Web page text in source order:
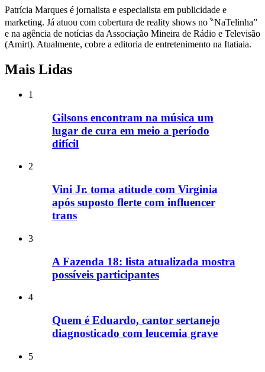
Patrícia Marques é jornalista e especialista em publicidade e
marketing. Já atuou com cobertura de reality shows no ‶NaTelinha”
e na agência de notícias da Associação Mineira de Rádio e Televisão
(Amirt). Atualmente, cobre a editoria de entretenimento na Itatiaia.
Mais Lidas
1
Gilsons encontram na música um
lugar de cura em meio a período
difícil
2
Vini Jr. toma atitude com Virginia
após suposto flerte com influencer
trans
3
A Fazenda 18: lista atualizada mostra
possíveis participantes
4
Quem é Eduardo, cantor sertanejo
diagnosticado com leucemia grave
5